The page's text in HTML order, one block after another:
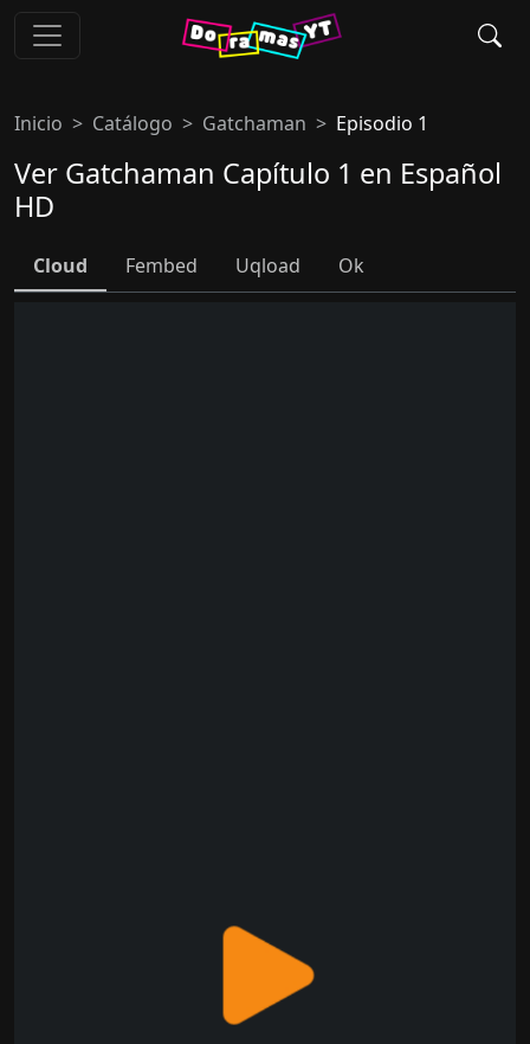
Inicio Catálogo Gatchaman Episodio 1
Ver Gatchaman Capítulo 1 en Español
HD
Cloud Fembed Uqload Ok